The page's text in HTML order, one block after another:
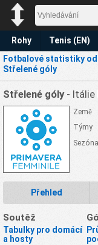
Rohy Tenis (EN)
Fotbalové statistiky
Střelené góly
Střelené góly - Itálie
Země
Týmy
Sezóna
Přehled
Soutěž
Tabulky pro domácí
a hosty